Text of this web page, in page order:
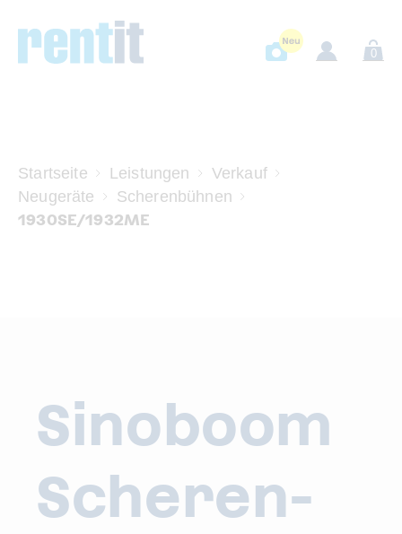
0
Startseite Leistungen
Verkauf
Neugeräte
Scherenbühnen
1930SE/1932ME
Sinoboom
Scheren-